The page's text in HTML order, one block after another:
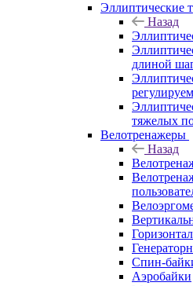
Эллиптические
Назад
длиной
тяжелых
Велотренажеры
Назад
Спин-
Аэробайки